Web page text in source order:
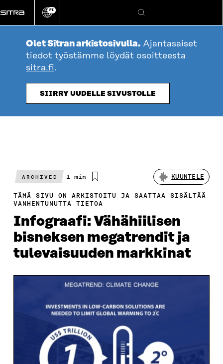
suoraan
sisältöön
Vaihda
kieli
FI
Hae
Olet Sitran arkistosivulla. Ajantasaiset
tiedot työstämme löydät osoitteesta
sitra.fi.
SIIRRY UUDELLE SIVUSTOLLE
ARCHIVED
Arvioitu
1 min KUUNTELE
TÄMÄ SIVU ON ARKISTOITU JA SAATTAA SISÄLTÄÄ
VANHENTUNUTTA TIETOA
Infograafi: Vähähiilisen
bisneksen megatrendit ja
tulevaisuuden markkinat